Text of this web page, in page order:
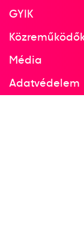
GYIK
Média
Adatvédelem